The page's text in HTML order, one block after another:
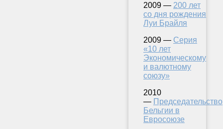
2009 — 200 лет
со дня рождения
Луи Брайля
2009 — Серия
«10 лет
Экономическому
и валютному
союзу»
2010
— Председательство
Бельгии в
Евросоюзе